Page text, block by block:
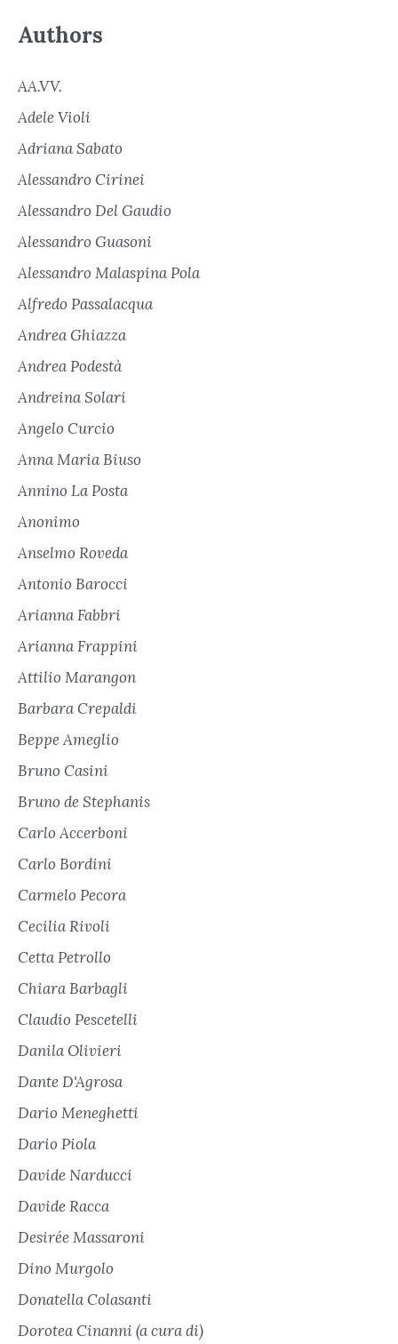
Authors
AA.VV.
Adele Violi
Adriana Sabato
Alessandro Cirinei
Alessandro Del Gaudio
Alessandro Guasoni
Alessandro Malaspina Pola
Alfredo Passalacqua
Andrea Ghiazza
Andrea Podestà
Andreina Solari
Angelo Curcio
Anna Maria Biuso
Annino La Posta
Anonimo
Anselmo Roveda
Antonio Barocci
Arianna Fabbri
Arianna Frappini
Attilio Marangon
Barbara Crepaldi
Beppe Ameglio
Bruno Casini
Bruno de Stephanis
Carlo Accerboni
Carlo Bordini
Carmelo Pecora
Cecilia Rivoli
Cetta Petrollo
Chiara Barbagli
Claudio Pescetelli
Danila Olivieri
Dante D'Agrosa
Dario Meneghetti
Dario Piola
Davide Narducci
Davide Racca
Desirée Massaroni
Dino Murgolo
Donatella Colasanti
Dorotea Cinanni (a cura di)